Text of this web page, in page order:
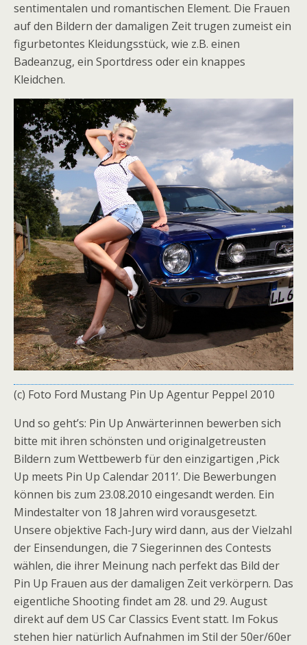
sentimentalen und romantischen Element. Die Frauen
auf den Bildern der damaligen Zeit trugen zumeist ein
figurbetontes Kleidungsstück, wie z.B. einen
Badeanzug, ein Sportdress oder ein knappes
Kleidchen.
(c) Foto Ford Mustang Pin Up Agentur Peppel 2010
Und so geht’s: Pin Up Anwärterinnen bewerben sich
bitte mit ihren schönsten und originalgetreusten
Bildern zum Wettbewerb für den einzigartigen ‚Pick
Up meets Pin Up Calendar 2011’. Die Bewerbungen
können bis zum 23.08.2010 eingesandt werden. Ein
Mindestalter von 18 Jahren wird vorausgesetzt.
Unsere objektive Fach-Jury wird dann, aus der Vielzahl
der Einsendungen, die 7 Siegerinnen des Contests
wählen, die ihrer Meinung nach perfekt das Bild der
Pin Up Frauen aus der damaligen Zeit verkörpern. Das
eigentliche Shooting findet am 28. und 29. August
direkt auf dem US Car Classics Event statt. Im Fokus
stehen hier natürlich Aufnahmen im Stil der 50er/60er